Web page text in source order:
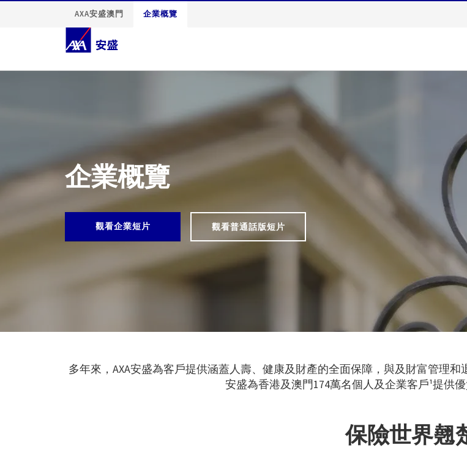
AXA安盛澳門 企業概覽
企業概覽
觀看企業短片 觀看普通話版短片
多年來，AXA安盛為客戶提供涵蓋人壽、健康及財產的全面保障，與及財富管理
安盛為香港及澳門174萬名個人及企業客戶¹提供
保險世界翹